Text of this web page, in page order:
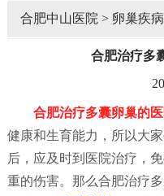
合肥中山医院 > 卵巢疾病
合肥治疗多
合肥治疗多囊卵巢的
健康和生育能力，所以大
后，应及时到医院治疗，
重的伤害。那么合肥治疗